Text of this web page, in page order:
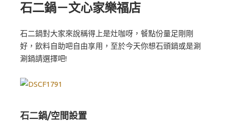
石二鍋－文心家樂福店
石二鍋對大家來說稱得上是灶咖呀，餐點份量足剛剛
好，飲料自助吧自由享用，至於今天你想石頭鍋或是涮
涮鍋請選擇吧!
石二鍋/空間設置